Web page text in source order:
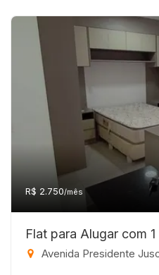
R$ 2.750/mês
Flat para Alugar com
Avenida Presidente Juscelino K. de Oliveira,